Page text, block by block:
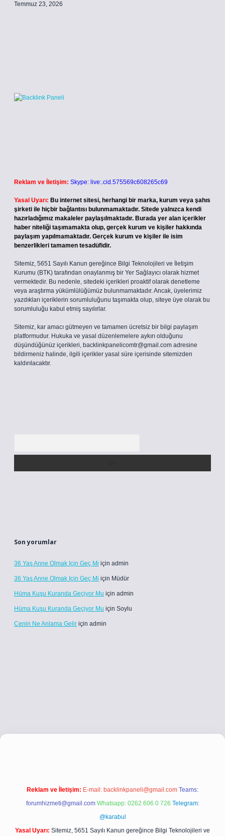
Temmuz 23, 2026
Reklam ve İletişim: Skype: live:.cid.575569c608265c69
Yasal Uyarı: Bu internet sitesi, herhangi bir marka, kurum veya şahıs
şirketi ile hiçbir bağlantısı bulunmamaktadır. Sitede yalnızca kendi
hazırladığımız makaleler paylaşılmaktadır. Burada yer alan içerikler
haber niteliği taşımamakta olup, gerçek kurum ve kişiler hakkında
paylaşım yapılmamaktadır. Gerçek kurum ve kişiler ile isim
benzerlikleri tamamen tesadüfidir.
Sitemiz, 5651 Sayılı Kanun gereğince Bilgi Teknolojileri ve İletişim
Kurumu (BTK) tarafından onaylanmış bir Yer Sağlayıcı olarak hizmet
vermektedir. Bu nedenle, sitedeki içerikleri proaktif olarak denetleme
veya araştırma yükümlülüğümüz bulunmamaktadır. Ancak, üyelerimiz
yazdıkları içeriklerin sorumluluğunu taşımakta olup, siteye üye olarak bu
sorumluluğu kabul etmiş sayılırlar.
Sitemiz, kar amacı gütmeyen ve tamamen ücretsiz bir bilgi paylaşım
platformudur. Hukuka ve yasal düzenlemelere aykırı olduğunu
düşündüğünüz içerikleri, backlinkpanelicomtr@gmail.com adresine
bildirmeniz halinde, ilgili içerikler yasal süre içerisinde sitemizden
kaldırılacaktır.
Son yorumlar
36 Yaş Anne Olmak Için Geç Mi için admin
36 Yaş Anne Olmak Için Geç Mi için Müdür
Hüma Kuşu Kuranda Geçiyor Mu için admin
Hüma Kuşu Kuranda Geçiyor Mu için Soylu
Cenin Ne Anlama Gelir için admin
betci girişbetci girişhiltonbet yeni giriş
Reklam ve İletişim: E-mail: backlinkpaneli@gmail.com Teams:
forumhizmeti@gmail.com Whatsapp: 0262 606 0 726 Telegram:
@karabul
Yasal Uyarı: Sitemiz, 5651 Sayılı Kanun gereğince Bilgi Teknolojileri ve